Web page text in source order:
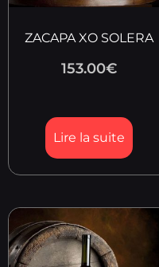
ZACAPA XO SOLERA
153.00€
Lire la suite